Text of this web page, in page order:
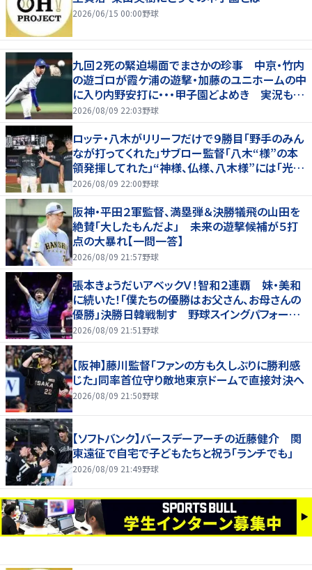
2026/06/15 00:00野球
九回２死の緊迫場面でまさかの珍事 中京・竹内
の遊ゴロが霞ケ浦の遊撃・加藤のユニホームの中
に入り内野安打に・・・甲子園どよめき 実況も驚
き「おっと！」
2026/08/09 22:03野球
ロッテ・八木がリリーフだけで９勝目「野手のみん
なが打ってくれた」サブロー監督「八木“様”の本
領発揮してれた」“神様、仏様、八木様”には「光栄
です」
2026/08/09 22:00野球
阪神・平田２軍監督、満塁弾＆決勝犠飛の山田を
絶賛「大したもんだよ」 未来の遊撃候補が５打
点の大暴れ【一問一答】
2026/08/09 21:57野球
張本きょうだいアベックＶ！智和２連覇 妹・美和
に続いた！「僕たちの優勝はお父さん、お母さんの
優勝」決勝日韓戦制す 野球スイングパフォーマ
ンスで歓喜爆発 本音もちらり「妹が先に決めて
2026/08/09 21:51 野球
【阪神】藤川監督「ファンの方も久しぶりに勝利感
じた」同率首位守り敵地東京ドームで直接対決へ
2026/08/09 21:50野球
【ソフトバンク】バースデーアーチの近藤健介 関
東遠征で自宅で子どもたちと祝う「ランチでも」
2026/08/09 21:49野球